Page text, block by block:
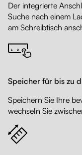
Der integrierte
Suche nach einem
am Schreibtisch
Speicher für bis zu
Speichern Sie Ihre
wechseln Sie